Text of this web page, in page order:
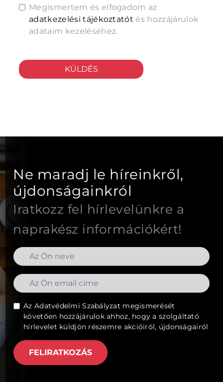
Megismertem és elfogadom az
adatkezelési tájékoztatót és hozzájárulok
adataim kezeléséhez.
KÜLDÉS
Ne maradj le híreinkről,
újdonságainkról
Iratkozz fel hírlevelünkre a
naprakész információkért!
AzAdatvédelmi Szabályzat megismerését
követően hozzájárulok ahhoz, hogy a szolgáltató
hírlevelet küldjön részemre akcióiról, újdonságairól
FELIRATKOZÁS